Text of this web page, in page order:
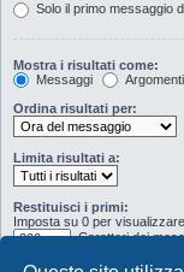
Solo il primo messaggio
Mostra i risultati come:
Messaggi
Argomenti
Ordina risultati per:
Limita risultati a:
Restituisci i primi:
Imposta su 0 per
Caratteri dei